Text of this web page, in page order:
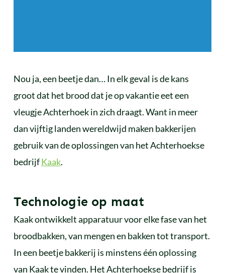
Nou ja, een beetje dan… In elk geval is de kans
groot dat het brood dat je op vakantie eet een
vleugje Achterhoek in zich draagt. Want in meer
dan vijftig landen wereldwijd maken bakkerijen
gebruik van de oplossingen van het Achterhoekse
bedrijfKaak.
Technologie op maat
Kaak ontwikkelt apparatuur voor elke fase van het
broodbakken, van mengen en bakken tot transport.
In een beetje bakkerij is minstens één oplossing
van Kaak te vinden. Het Achterhoekse bedrijf is